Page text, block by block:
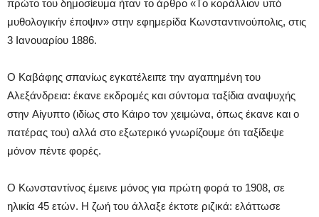
πρώτο του δημοσίευμα ήταν το άρθρο «Tο κοράλλιον υπό
μυθολογικήν έποψιν» στην εφημερίδα Kωνσταντινούπολις, στις
3 Iανουαρίου 1886.
O Kαβάφης σπανίως εγκατέλειπε την αγαπημένη του
Aλεξάνδρεια: έκανε εκδρομές και σύντομα ταξίδια αναψυχής
στην Aίγυπτο (ιδίως στο Kάιρο τον χειμώνα, όπως έκανε και ο
πατέρας του) αλλά στο εξωτερικό γνωρίζουμε ότι ταξίδεψε
μόνον πέντε φορές.
Ο Kωνσταντίνος έμεινε μόνος για πρώτη φορά το 1908, σε
ηλικία 45 ετών. H ζωή του άλλαξε έκτοτε ριζικά: ελάττωσε